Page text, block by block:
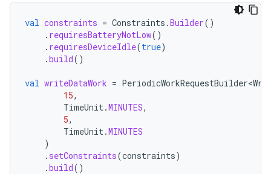
val constraints = Constraints .Builder()
. requiresBatteryNotLow()
. requiresDeviceIdle(true)
.build()
val writeDataWork =
15,
TimeUnit.MINUTES,
5,
TimeUnit.MINUTES
)
. setConstraints(constraints)
.build()